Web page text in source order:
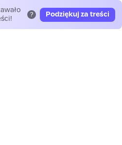
? Podziękuj za treści